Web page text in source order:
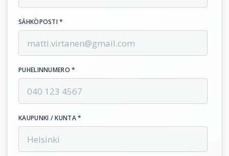
SÄHKÖPOSTI *
PUHELINNUMERO *
KAUPUNKI / KUNTA *